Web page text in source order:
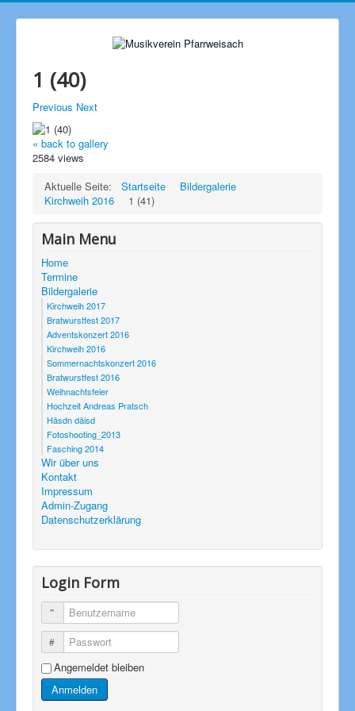
1 (40)
Previous Next
« back to gallery
2584 views
Aktuelle Seite:
Startseite
Bildergalerie
Kirchweih 2016
1 (41)
Main Menu
Home
Termine
Bildergalerie
Kirchweih 2017
Bratwurstfest 2017
Adventskonzert 2016
Kirchweih 2016
Sommernachtskonzert 2016
Bratwurstfest 2016
Weihnachtsfeier
Hochzeit Andreas Pratsch
Häsdn däisd
Fotoshooting_2013
Fasching 2014
Wir über uns
Kontakt
Impressum
Admin-Zugang
Datenschutzerklärung
Login Form
Benutzername
Passwort
Angemeldet bleiben
Anmelden